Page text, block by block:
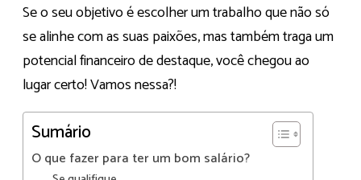
Se o seu objetivo é escolher um trabalho que não só
se alinhe com as suas paixões, mas também traga um
potencial financeiro de destaque, você chegou ao
lugar certo! Vamos nessa?!
Sumário
O que fazer para ter um bom salário?